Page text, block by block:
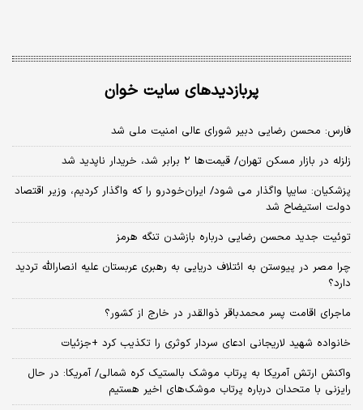
پربازدیدهای سایت خوان
فارس: محسن رضایی دبیر شورای عالی امنیت ملی شد
زلزله در بازار مسکن تهران/ قیمت‌ها ۲ برابر شد، خریدار ناپدید شد
پزشکیان: سایپا واگذار می شود/ ایران‌خودرو را که واگذار کردیم، وزیر اقتصاد
دولت استیضاح شد
توئیت جدید محسن رضایی درباره بازشدن تنگه هرمز
چرا مصر در پیوستن به ائتلاف دریایی به رهبری عربستان علیه انصارالله تردید
دارد؟
ماجرای اقامت پسر محمدباقر ذوالقدر در خارج از کشور؟
خانواده شهید لاریجانی ادعای سردار کوثری را تکذیب کرد +جزئیات
واکنش ارتش آمریکا به پرتاب موشک بالستیک کره شمالی/ آمریکا: در حال
رایزنی با متحدان درباره پرتاب موشک‌های اخیر هستیم